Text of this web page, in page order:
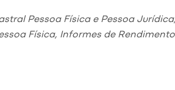
Pessoa Física e Pessoa
Física, Informes de